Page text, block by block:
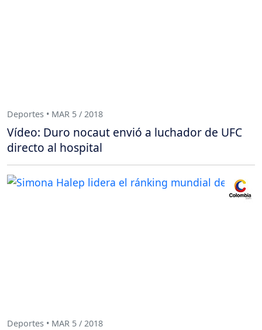
Deportes • MAR 5 / 2018
Vídeo: Duro nocaut envió a luchador de UFC
directo al hospital
Deportes • MAR 5 / 2018